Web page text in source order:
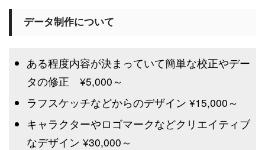
データ制作について
ある程度内容が決まっていて簡単な校正やデー
タの修正 ¥5,000～
ラフスケッチなどからのデザイン ¥15,000～
キャラクターやロゴマークなどクリエイティブ
なデザイン ¥30,000～